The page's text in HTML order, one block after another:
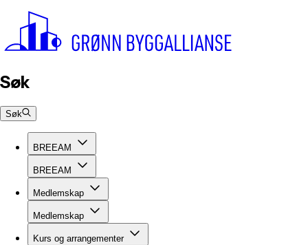
Søk
Søk
BREEAM
BREEAM
Medlemskap
Medlemskap
Kurs og arrangementer